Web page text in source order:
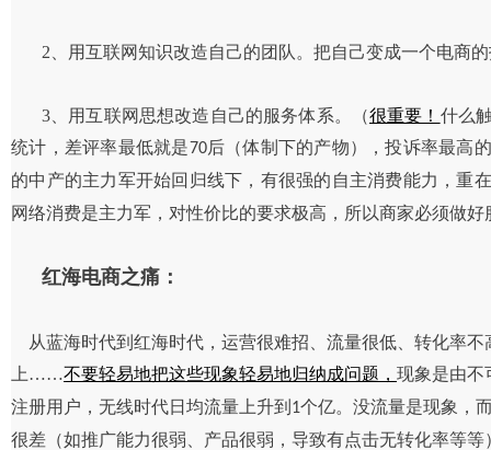
2、用互联网知识改造自己的团队。把自己变成一个电商
3、用互联网思想改造自己的服务体系。（很重要！ 什么
统计，差评率最低就是 70后（体制下的产物），投诉率最高
的中产的主力军开始回归线下，有很强的自主消费能力，重
网络消费是主力军，对性价比的要求极高，所以商家必须做好
红海电商之痛：
从蓝海时代到红海时代，运营很难招、流量很低、转化率不
上……不要轻易地把这些现象轻易地归纳成问题， 现象是由不
注册用户，无线时代日均流量上升到 1个亿。没流量是现象，
很差（如推广能力很弱、产品很弱，导致有点击无转化率等